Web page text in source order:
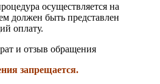
осуществляется на
должен быть представлен
оплату.
и отзыв обращения
запрещается.